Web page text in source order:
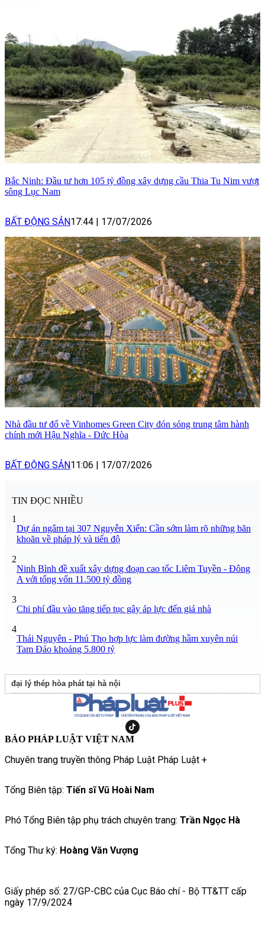
Bắc Ninh: Đầu tư hơn 105 tỷ đồng xây dựng cầu Thia Tu Nim vượt
sông Lục Nam
BẤT ĐỘNG SẢN17:44 | 17/07/2026
Nhà đầu tư đổ về Vinhomes Green City đón sóng trung tâm hành
chính mới Hậu Nghĩa - Đức Hòa
BẤT ĐỘNG SẢN11:06 | 17/07/2026
TIN ĐỌC NHIỀU
1
Dự án ngâm tại 307 Nguyễn Xiển: Cần sớm làm rõ những băn
khoăn về pháp lý và tiến độ
2
Ninh Bình đề xuất xây dựng đoạn cao tốc Liêm Tuyền - Đông
A với tổng vốn 11.500 tỷ đồng
3
Chi phí đầu vào tăng tiếp tục gây áp lực đến giá nhà
4
Thái Nguyên - Phú Thọ hợp lực làm đường hầm xuyên núi
Tam Đảo khoảng 5.800 tỷ
đại lý thép hòa phát tại hà nội
BÁO PHÁP LUẬT VIỆT NAM
Chuyên trang truyền thông Pháp Luật Pháp Luật +
Tổng Biên tập: Tiến sĩ Vũ Hoài Nam
Phó Tổng Biên tập phụ trách chuyên trang: Trần Ngọc Hà
Tổng Thư ký: Hoàng Văn Vượng
Giấy phép số: 27/GP-CBC của Cục Báo chí - Bộ TT&TT cấp
ngày 17/9/2024